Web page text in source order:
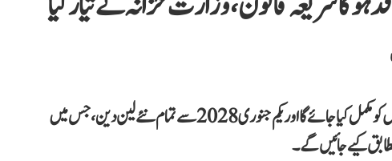
31 دسمبر 2027 تک مالیاتی نظام میں تبدیلی کے عمل کو مکمل کیا جائے گا اور یکم جنوری 2028 سے تمام نئے لین دین، جس میں
کیے جائیں گے۔